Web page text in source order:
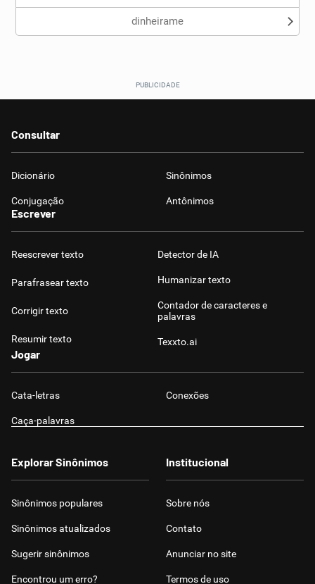
dinheirame
Consultar
Dicionário Sinônimos
Conjugação Antônimos
Escrever
Reescrever texto
Parafrasear texto
Corrigir texto
Resumir texto
Detector de IA
Humanizar texto
Contador de caracteres e
palavras
Texxto.ai
Jogar
Cata-letras Conexões
Caça-palavras
Explorar Sinônimos
Sinônimos populares
Sinônimos atualizados
Sugerir sinônimos
Encontrou um erro?
Institucional
Sobre nós
Contato
Anunciar no site
Termos de uso